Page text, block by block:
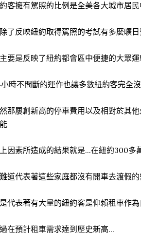
客擁有駕照的比例是全美各大城市居
了反映紐約取得駕照的考試有多麼曠
要是反映了紐約都會區中便捷的大眾
時不間斷的運作也讓多數紐約客完全
那屢創新高的停車費用以及相對於其
因素所造成的結果就是...在紐約300多
道代表著這些家庭都沒有開車去渡假
代表著有大量的紐約客是仰賴租車作
在預計租車需求達到歷史新高...